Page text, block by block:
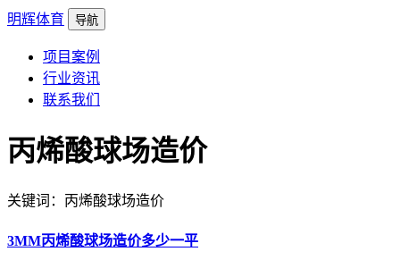
明辉体育 导航
项目案例
行业资讯
联系我们
丙烯酸球场造价
关键词：丙烯酸球场造价
3MM丙烯酸球场造价多少一平